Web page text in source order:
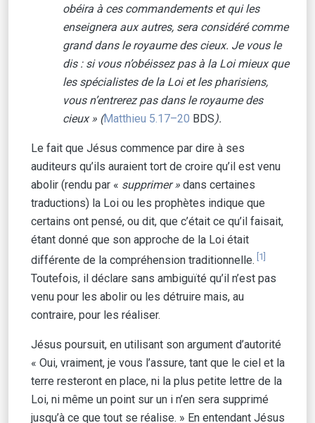
obéira à ces commandements et qui les
enseignera aux autres, sera considéré comme
grand dans le royaume des cieux. Je vous le
dis : si vous n’obéissez pas à la Loi mieux que
les spécialistes de la Loi et les pharisiens,
vous n’entrerez pas dans le royaume des
cieux » (Matthieu 5.17–20 BDS).
Le fait que Jésus commence par dire à ses
auditeurs qu’ils auraient tort de croire qu’il est venu
abolir (rendu par « supprimer » dans certaines
traductions) la Loi ou les prophètes indique que
certains ont pensé, ou dit, que c’était ce qu’il faisait,
étant donné que son approche de la Loi était
différente de la compréhension traditionnelle. [1]
Toutefois, il déclare sans ambiguïté qu’il n’est pas
venu pour les abolir ou les détruire mais, au
contraire, pour les réaliser.
Jésus poursuit, en utilisant son argument d’autorité
« Oui, vraiment, je vous l’assure, tant que le ciel et la
terre resteront en place, ni la plus petite lettre de la
Loi, ni même un point sur un i n’en sera supprimé
jusqu’à ce que tout se réalise. » En entendant Jésus